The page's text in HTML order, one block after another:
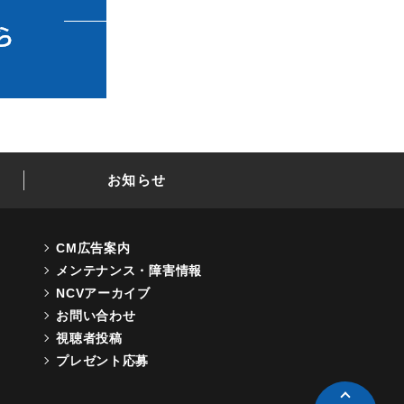
お知らせ
CM広告案内
メンテナンス・障害情報
NCVアーカイブ
お問い合わせ
視聴者投稿
プレゼント応募